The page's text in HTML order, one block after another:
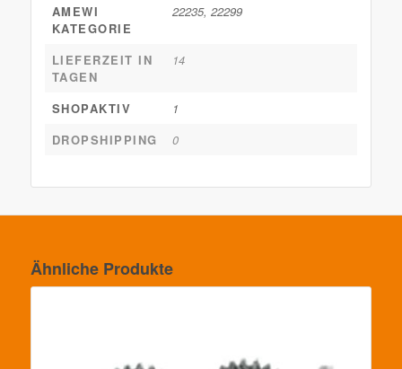
AMEWI
KATEGORIE
22235, 22299
LIEFERZEIT IN
TAGEN
14
SHOPAKTIV
1
DROPSHIPPING
0
Ähnliche Produkte